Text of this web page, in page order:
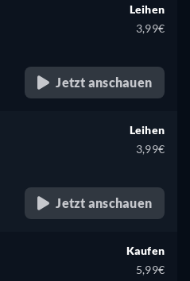
Leihen
3,99€
Jetzt anschauen
Leihen
3,99€
Jetzt anschauen
Kaufen
5,99€